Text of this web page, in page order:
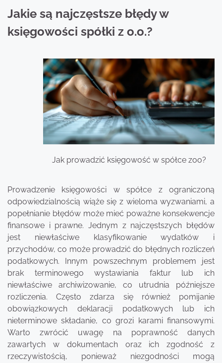
Jakie są najczęstsze błędy w
księgowości spółki z o.o.?
Jak prowadzić księgowość w spółce zoo?
Prowadzenie księgowości w spółce z ograniczoną
odpowiedzialnością wiąże się z wieloma wyzwaniami, a
popełnianie błędów może mieć poważne konsekwencje
finansowe i prawne. Jednym z najczęstszych błędów
jest niewłaściwe klasyfikowanie wydatków i
przychodów, co może prowadzić do błędnych rozliczeń
podatkowych. Innym powszechnym problemem jest
brak terminowego wystawiania faktur lub ich
niewłaściwe archiwizowanie, co utrudnia późniejsze
rozliczenia. Często zdarza się również pomijanie
obowiązkowych deklaracji podatkowych lub ich
nieterminowe składanie, co grozi karami finansowymi.
Warto zwrócić uwagę na poprawność danych
zawartych w dokumentach oraz ich zgodność z
rzeczywistością, ponieważ niezgodności mogą